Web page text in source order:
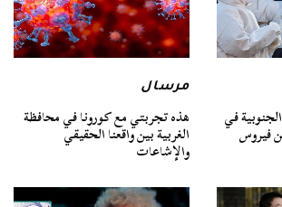
في
فيروس
مرسال
هذه تجربتي مع كورونا في محافظة
الغربية بين واقعنا الحقيقي
والإشاعات